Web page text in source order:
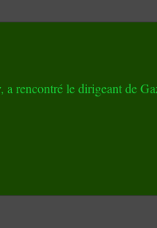
rencontré le dirigeant de